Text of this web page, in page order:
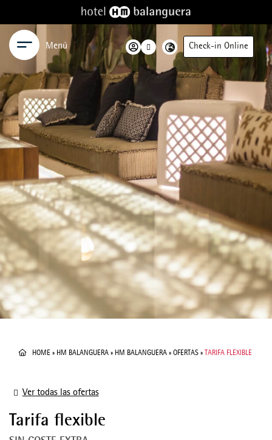
Menú Check-in Online
HOME » HM BALANGUERA » HM BALANGUERA » OFERTAS » TARIFA FLEXIBLE
Ver todas las ofertas
Tarifa flexible